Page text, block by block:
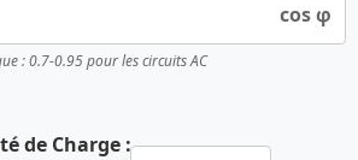
cos φ
: 0.7-0.95 pour les circuits AC
de Charge :